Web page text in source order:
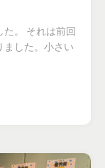
。 それは前回
ました。小さい